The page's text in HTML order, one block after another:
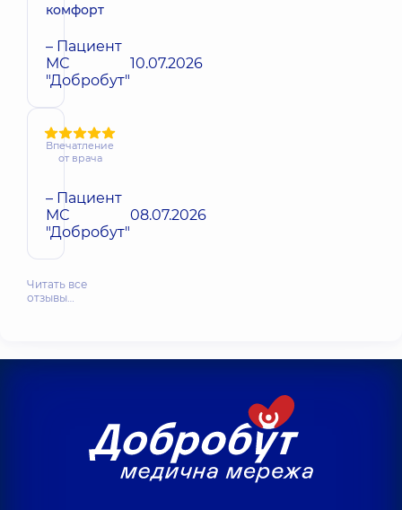
комфорт
– Пациент
МС
"Добробут"
10.07.2026
Впечатление
от врача
– Пациент
МС
"Добробут"
08.07.2026
Читать все
отзывы…